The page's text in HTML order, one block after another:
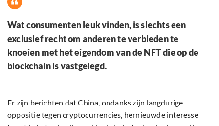
Wat consumenten leuk vinden, is slechts een
exclusief recht om anderen te verbieden te
knoeien met het eigendom van de NFT die op de
blockchain is vastgelegd.
Er zijn berichten dat China, ondanks zijn langdurige
oppositie tegen cryptocurrencies, hernieuwde interesse